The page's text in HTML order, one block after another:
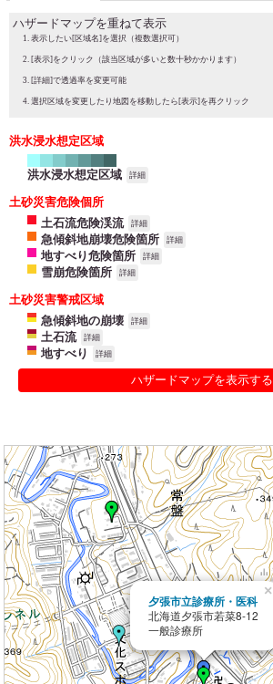
ハザードマップを重ねて表示
表示したい[区域名]を選択（複数選択可）
[表示]をクリック（該当区域が多いと数十秒かかります）
[詳細]で透過率を変更可能
選択区域を変更したり地図を移動したら[表示]を再クリック
洪水浸水想定区域
洪水浸水想定区域 詳細
土砂災害危険個所
土石流危険渓流
詳細
急傾斜地崩壊危険箇所 詳細
地すべり危険箇所 詳細
雪崩危険箇所 詳細
土砂災害警戒区域
急傾斜地の崩壊
詳細
土石流 詳細
地すべり 詳細
ハザードマップを表示する
夕張市立診療所・医科
北海道夕張市若菜8-12
一般診療所
×